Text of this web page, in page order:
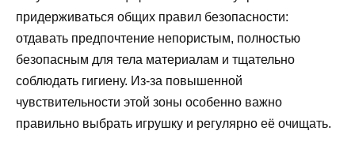
придерживаться общих правил безопасности:
отдавать предпочтение непористым, полностью
безопасным для тела материалам и тщательно
соблюдать гигиену. Из-за повышенной
чувствительности этой зоны особенно важно
правильно выбрать игрушку и регулярно её очищать.